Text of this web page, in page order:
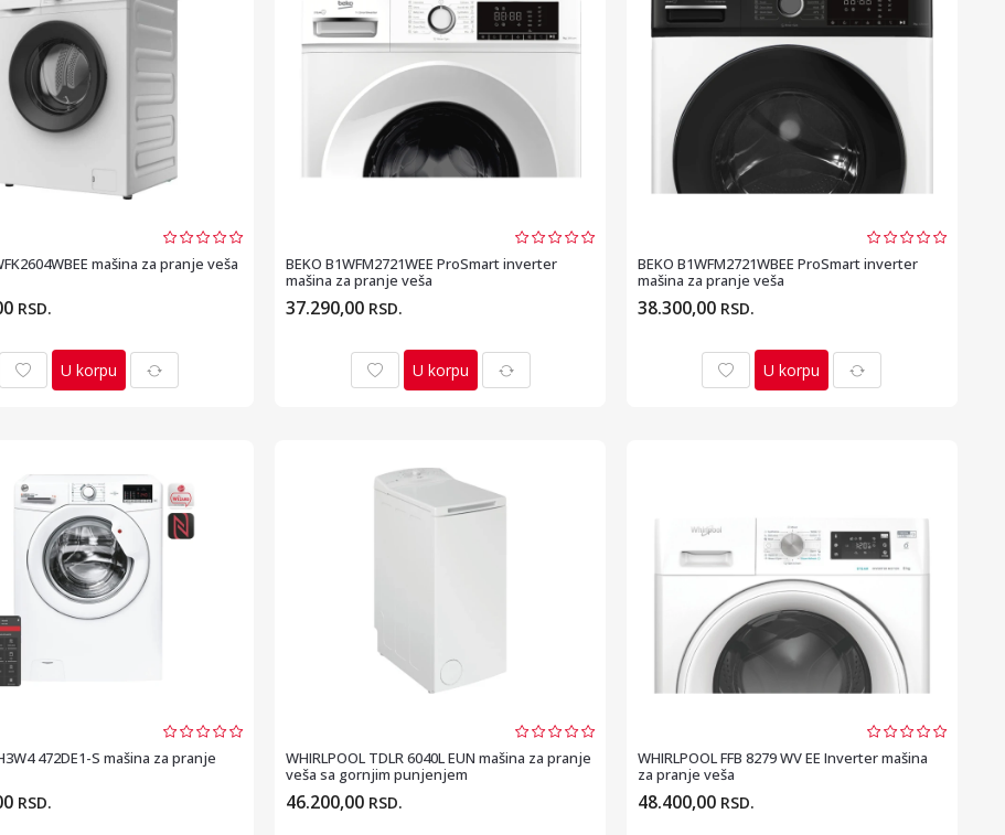
mašina za pranje veša
RSD.
U korpu
BEKO B1WFM2721WEE ProSmart inverter
mašina za pranje veša
37.290,00 RSD.
U korpu
BEKO B1WFM2721WBEE ProSmart inverter
mašina za pranje veša
38.300,00 RSD.
U korpu
472DE1-S mašina za pranje
RSD.
WHIRLPOOL TDLR 6040L EUN mašina za pranje
veša sa gornjim punjenjem
46.200,00 RSD.
WHIRLPOOL FFB 8279 WV EE Inverter mašina
za pranje veša
48.400,00 RSD.